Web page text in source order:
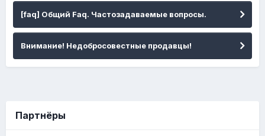
[faq] Общий Faq. Частозадаваемые вопросы.
Внимание! Недобросовестные продавцы!
Партнёры